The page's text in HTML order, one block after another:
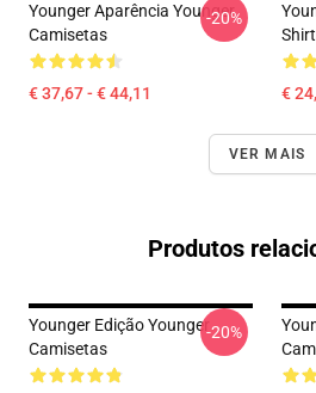
Younger Aparência Younger
Camisetas
€ 37,67 - € 44,11
-20%
€
VER MAIS
Produtos
Younger Edição Younger
Camisetas
-20%